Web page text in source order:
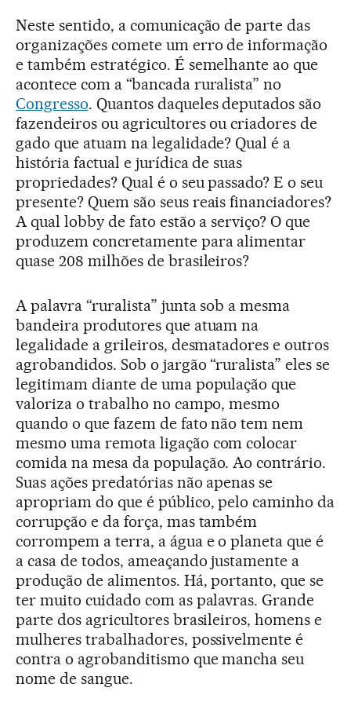
Neste sentido, a comunicação de parte das
organizações comete um erro de informação
e também estratégico. É semelhante ao que
acontece com a “bancada ruralista” no
Congresso. Quantos daqueles deputados são
fazendeiros ou agricultores ou criadores de
gado que atuam na legalidade? Qual é a
história factual e jurídica de suas
propriedades? Qual é o seu passado? E o seu
presente? Quem são seus reais financiadores?
A qual lobby de fato estão a serviço? O que
produzem concretamente para alimentar
quase 208 milhões de brasileiros?
A palavra “ruralista” junta sob a mesma
bandeira produtores que atuam na
legalidade a grileiros, desmatadores e outros
agrobandidos. Sob o jargão “ruralista” eles se
legitimam diante de uma população que
valoriza o trabalho no campo, mesmo
quando o que fazem de fato não tem nem
mesmo uma remota ligação com colocar
comida na mesa da população. Ao contrário.
Suas ações predatórias não apenas se
apropriam do que é público, pelo caminho da
corrupção e da força, mas também
corrompem a terra, a água e o planeta que é
a casa de todos, ameaçando justamente a
produção de alimentos. Há, portanto, que se
ter muito cuidado com as palavras. Grande
parte dos agricultores brasileiros, homens e
mulheres trabalhadores, possivelmente é
contra o agrobanditismo que mancha seu
nome de sangue.